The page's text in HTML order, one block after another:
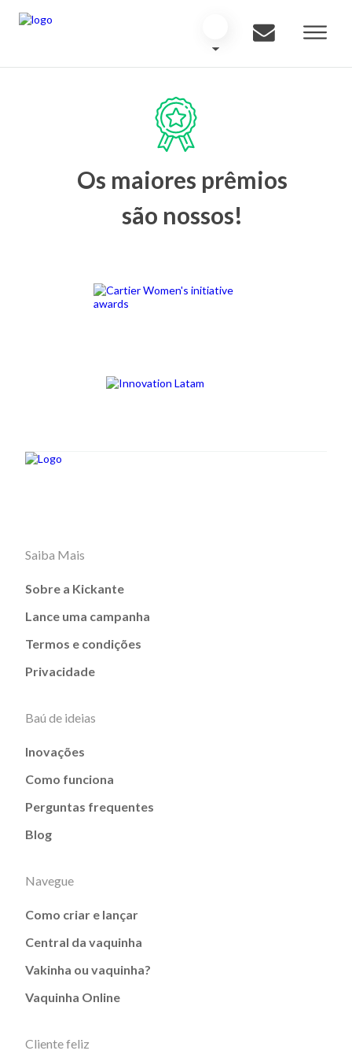
Os maiores prêmios
são nossos!
Saiba Mais
Sobre a Kickante
Lance uma campanha
Termos e condições
Privacidade
Baú de ideias
Inovações
Como funciona
Perguntas frequentes
Blog
Navegue
Como criar e lançar
Central da vaquinha
Vakinha ou vaquinha?
Vaquinha Online
Cliente feliz